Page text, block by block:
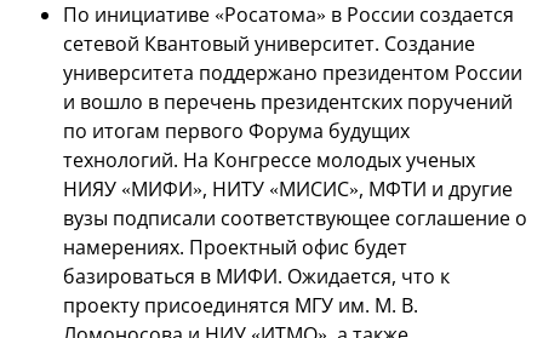
По инициативе «Росатома» в России создается
сетевой Квантовый университет. Создание
университета поддержано президентом России
и вошло в перечень президентских поручений
по итогам первого Форума будущих
технологий. На Конгрессе молодых ученых
НИЯУ «МИФИ», НИТУ «МИСИС», МФТИ и другие
вузы подписали соответствующее соглашение о
намерениях. Проектный офис будет
базироваться в МИФИ. Ожидается, что к
проекту присоединятся МГУ им. М. В.